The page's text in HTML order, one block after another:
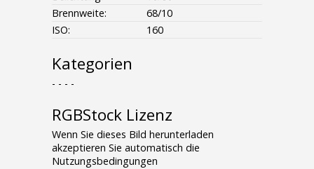
Brennweite:
68/10
ISO:
160
Kategorien
- - - -
RGBStock Lizenz
Wenn Sie dieses Bild herunterladen
akzeptieren Sie automatisch die
Nutzungsbedingungen